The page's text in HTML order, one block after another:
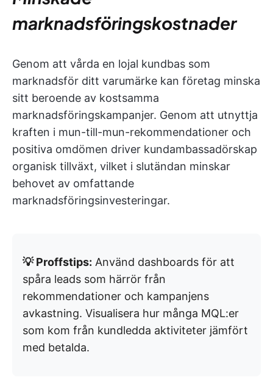
marknadsföringskostnader
Genom att vårda en lojal kundbas som
marknadsför ditt varumärke kan företag minska
sitt beroende av kostsamma
marknadsföringskampanjer. Genom att utnyttja
kraften i mun-till-mun-rekommendationer och
positiva omdömen driver kundambassadörskap
organisk tillväxt, vilket i slutändan minskar
behovet av omfattande
marknadsföringsinvesteringar.
💡 Proffstips: Använd dashboards för att
spåra leads som härrör från
rekommendationer och kampanjens
avkastning. Visualisera hur många MQL:er
som kom från kundledda aktiviteter jämfört
med betalda.